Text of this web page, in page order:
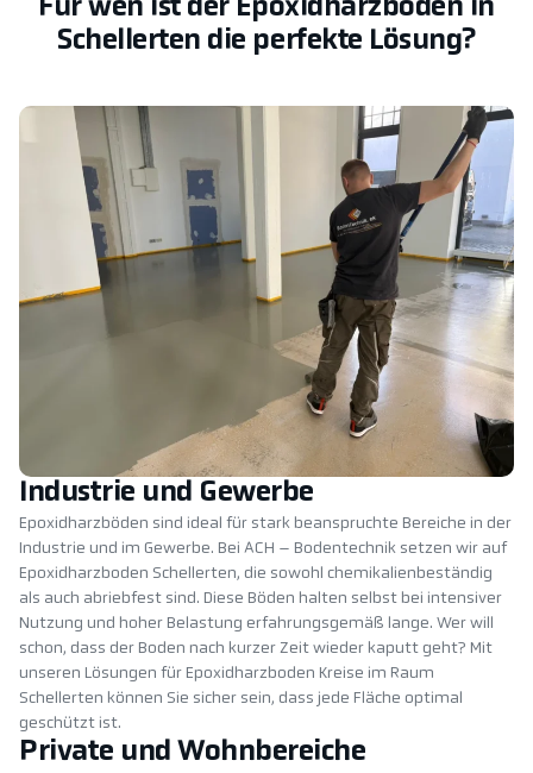
Für wen ist der Epoxidharzboden in
Schellerten die perfekte Lösung?
Industrie und Gewerbe
Epoxidharzböden sind ideal für stark beanspruchte Bereiche in der
Industrie und im Gewerbe. Bei ACH – Bodentechnik setzen wir auf
Epoxidharzboden Schellerten, die sowohl chemikalienbeständig
als auch abriebfest sind. Diese Böden halten selbst bei intensiver
Nutzung und hoher Belastung erfahrungsgemäß lange. Wer will
schon, dass der Boden nach kurzer Zeit wieder kaputt geht? Mit
unseren Lösungen für Epoxidharzboden Kreise im Raum
Schellerten können Sie sicher sein, dass jede Fläche optimal
geschützt ist.
Private und Wohnbereiche